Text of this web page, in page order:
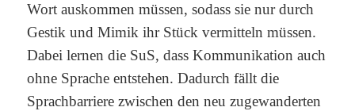
Wort auskommen müssen, sodass sie nur durch
Gestik und Mimik ihr Stück vermitteln müssen.
Dabei lernen die SuS, dass Kommunikation auch
ohne Sprache entstehen. Dadurch fällt die
Sprachbarriere zwischen den neu zugewanderten